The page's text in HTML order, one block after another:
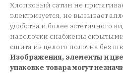
Хлопковый сатин не
электризуется, не вызывает
удобства и более эстетичного
наволочки снабжены
сшита из целого полотна без
Изображения, элементы и
упаковке товара могут